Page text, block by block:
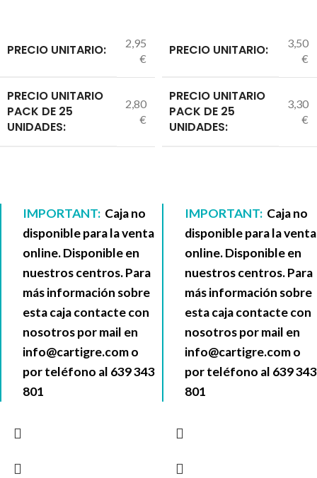
PRECIO UNITARIO:
2,95
€
PRECIO UNITARIO
PACK DE 25
UNIDADES:
2,80
€
IMPORTANT: Caja no
disponible para la venta
online. Disponible en
nuestros centros. Para
más información sobre
esta caja contacte con
nosotros por mail en
info@cartigre.como
por teléfono al 639 343
801
PRECIO UNITARIO:
3,50
€
PRECIO UNITARIO
PACK DE 25
UNIDADES:
3,30
€
IMPORTANT: Caja no
disponible para la venta
online. Disponible en
nuestros centros. Para
más información sobre
esta caja contacte con
nosotros por mail en
info@cartigre.como
por teléfono al 639 343
801